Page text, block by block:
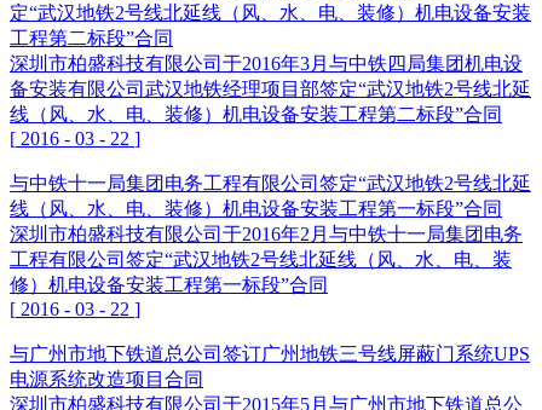
定“武汉地铁2号线北延线（风、水、电、装修）机电设备安装
工程第二标段”合同
深圳市柏盛科技有限公司于2016年3月与中铁四局集团机电设
备安装有限公司武汉地铁经理项目部签定“武汉地铁2号线北延
线（风、水、电、装修）机电设备安装工程第二标段”合同
[ 2016 - 03 - 22 ]
与中铁十一局集团电务工程有限公司签定“武汉地铁2号线北延
线（风、水、电、装修）机电设备安装工程第一标段”合同
深圳市柏盛科技有限公司于2016年2月与中铁十一局集团电务
工程有限公司签定“武汉地铁2号线北延线（风、水、电、装
修）机电设备安装工程第一标段”合同
[ 2016 - 03 - 22 ]
与广州市地下铁道总公司签订广州地铁三号线屏蔽门系统UPS
电源系统改造项目合同
深圳市柏盛科技有限公司于2015年5月与广州市地下铁道总公